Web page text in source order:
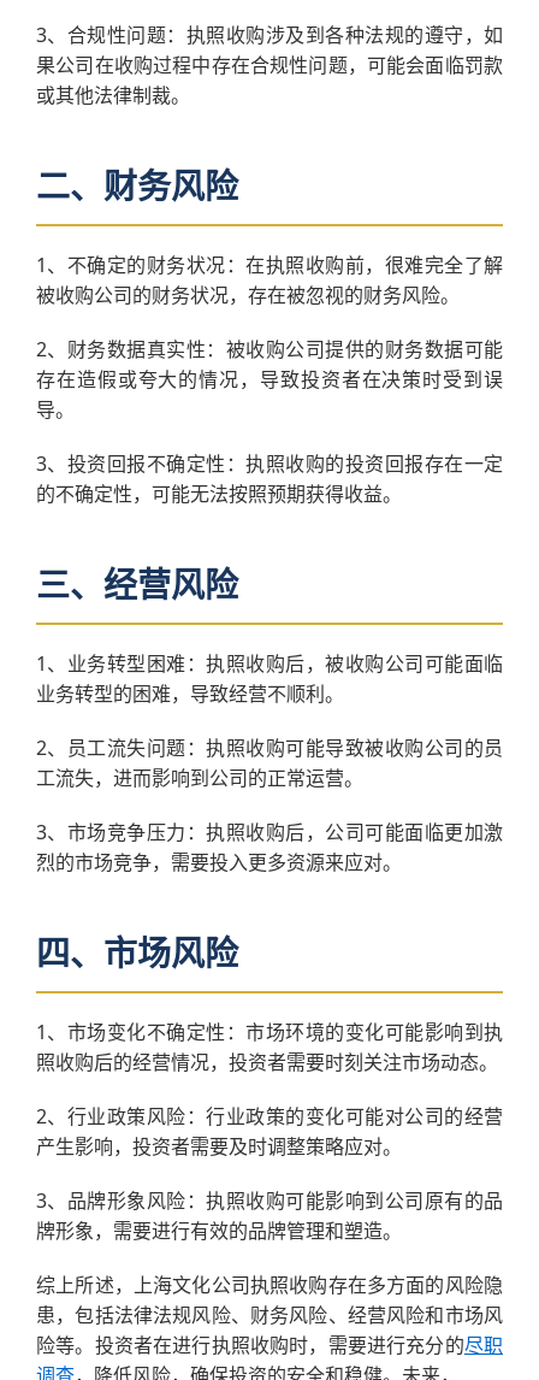
3、合规性问题：执照收购涉及到各种法规的遵守，如
果公司在收购过程中存在合规性问题，可能会面临罚款
或其他法律制裁。
二、财务风险
1、不确定的财务状况：在执照收购前，很难完全了解
被收购公司的财务状况，存在被忽视的财务风险。
2、财务数据真实性：被收购公司提供的财务数据可能
存在造假或夸大的情况，导致投资者在决策时受到误
导。
3、投资回报不确定性：执照收购的投资回报存在一定
的不确定性，可能无法按照预期获得收益。
三、经营风险
1、业务转型困难：执照收购后，被收购公司可能面临
业务转型的困难，导致经营不顺利。
2、员工流失问题：执照收购可能导致被收购公司的员
工流失，进而影响到公司的正常运营。
3、市场竞争压力：执照收购后，公司可能面临更加激
烈的市场竞争，需要投入更多资源来应对。
四、市场风险
1、市场变化不确定性：市场环境的变化可能影响到执
照收购后的经营情况，投资者需要时刻关注市场动态。
2、行业政策风险：行业政策的变化可能对公司的经营
产生影响，投资者需要及时调整策略应对。
3、品牌形象风险：执照收购可能影响到公司原有的品
牌形象，需要进行有效的品牌管理和塑造。
综上所述，上海文化公司执照收购存在多方面的风险隐
患，包括法律法规风险、财务风险、经营风险和市场风
险等。投资者在进行执照收购时，需要进行充分的尽职